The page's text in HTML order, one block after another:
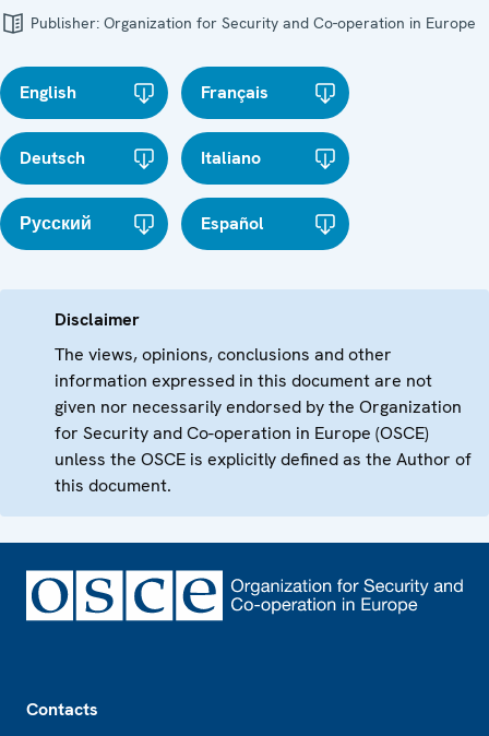
Publisher: Organization for Security and Co-operation in Europe
English Français
Deutsch Italiano
Русский Español
Disclaimer
The views, opinions, conclusions and other
information expressed in this document are not
given nor necessarily endorsed by the Organization
for Security and Co-operation in Europe (OSCE)
unless the OSCE is explicitly defined as the Author of
this document.
Contacts